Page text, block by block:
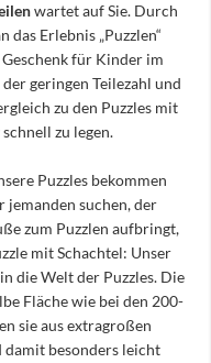
wartet auf Sie. Durch
Erlebnis „Puzzlen“
für Kinder im
geringen Teilezahl und
zu den Puzzles mit
zu legen.
Puzzles bekommen
jemanden suchen, der
zum Puzzlen aufbringt,
mit Schachtel: Unser
die Welt der Puzzles. Die
Fläche wie bei den 200-
sie aus extragroßen
damit besonders leicht